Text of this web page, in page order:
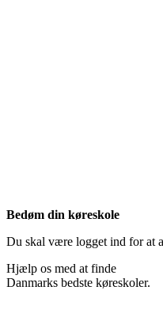
Bedøm din køreskole
Du skal være logget ind for at
Hjælp os med at finde
Danmarks bedste køreskoler.